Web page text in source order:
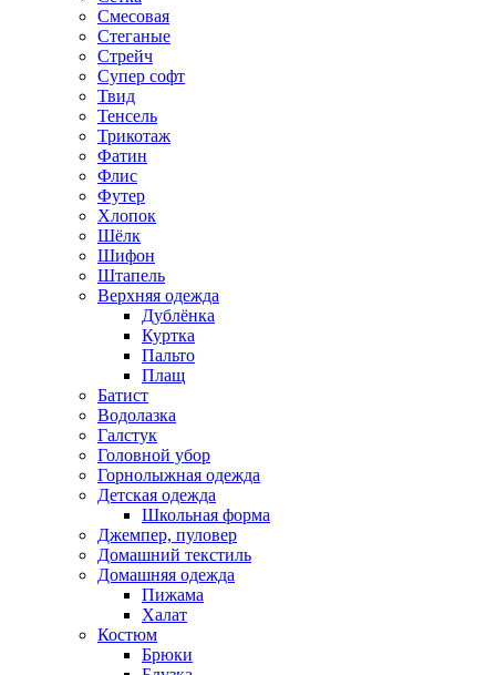
Смесовая
Стеганые
Стрейч
Супер софт
Твид
Тенсель
Трикотаж
Фатин
Флис
Футер
Хлопок
Шёлк
Шифон
Штапель
Верхняя одежда
Дублёнка
Куртка
Пальто
Плащ
Батист
Водолазка
Галстук
Головной убор
Горнолыжная одежда
Детская одежда
Школьная форма
Джемпер, пуловер
Домашний текстиль
Домашняя одежда
Пижама
Халат
Костюм
Брюки